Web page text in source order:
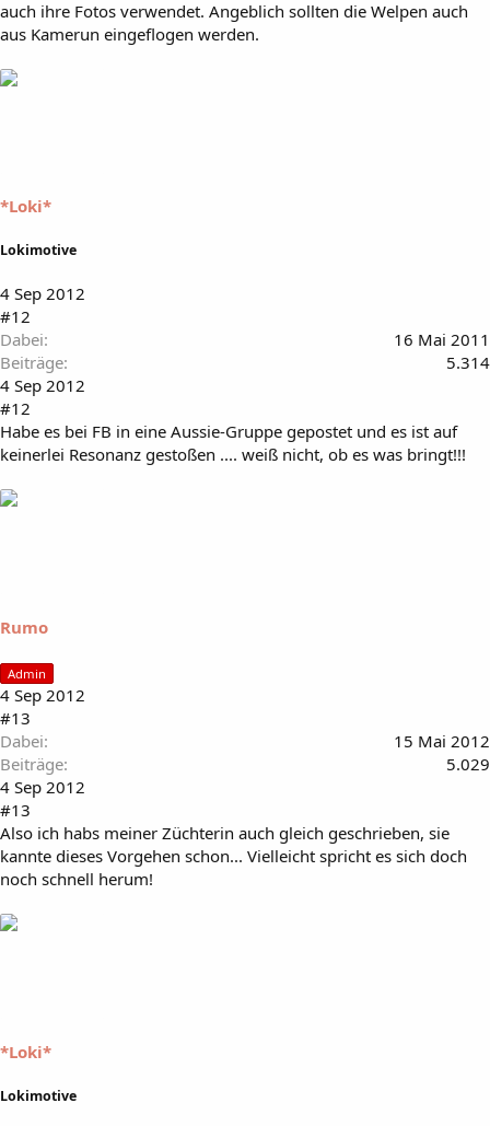
auch ihre Fotos verwendet. Angeblich sollten die Welpen auch
aus Kamerun eingeflogen werden.
*Loki*
Lokimotive
4 Sep 2012
#12
Dabei
16 Mai 2011
Beiträge
5.314
4 Sep 2012
#12
Habe es bei FB in eine Aussie-Gruppe gepostet und es ist auf
keinerlei Resonanz gestoßen .... weiß nicht, ob es was bringt!!!
Rumo
Admin
4 Sep 2012
#13
Dabei
15 Mai 2012
Beiträge
5.029
4 Sep 2012
#13
Also ich habs meiner Züchterin auch gleich geschrieben, sie
kannte dieses Vorgehen schon... Vielleicht spricht es sich doch
noch schnell herum!
*Loki*
Lokimotive